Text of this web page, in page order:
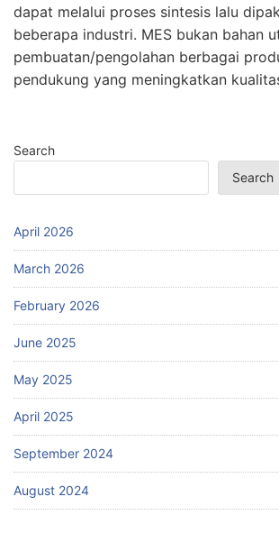
dapat melalui proses sintesis lalu
beberapa industri. MES bukan bahan
pembuatan/pengolahan berbagai
pendukung yang meningkatkan
Search
Search
April 2026
March 2026
February 2026
June 2025
May 2025
April 2025
September 2024
August 2024